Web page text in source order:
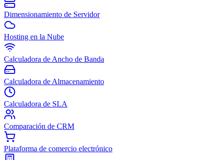
Dimensionamiento de Servidor
Hosting en la Nube
Calculadora de Ancho de Banda
Calculadora de Almacenamiento
Calculadora de SLA
Comparación de CRM
Plataforma de comercio electrónico